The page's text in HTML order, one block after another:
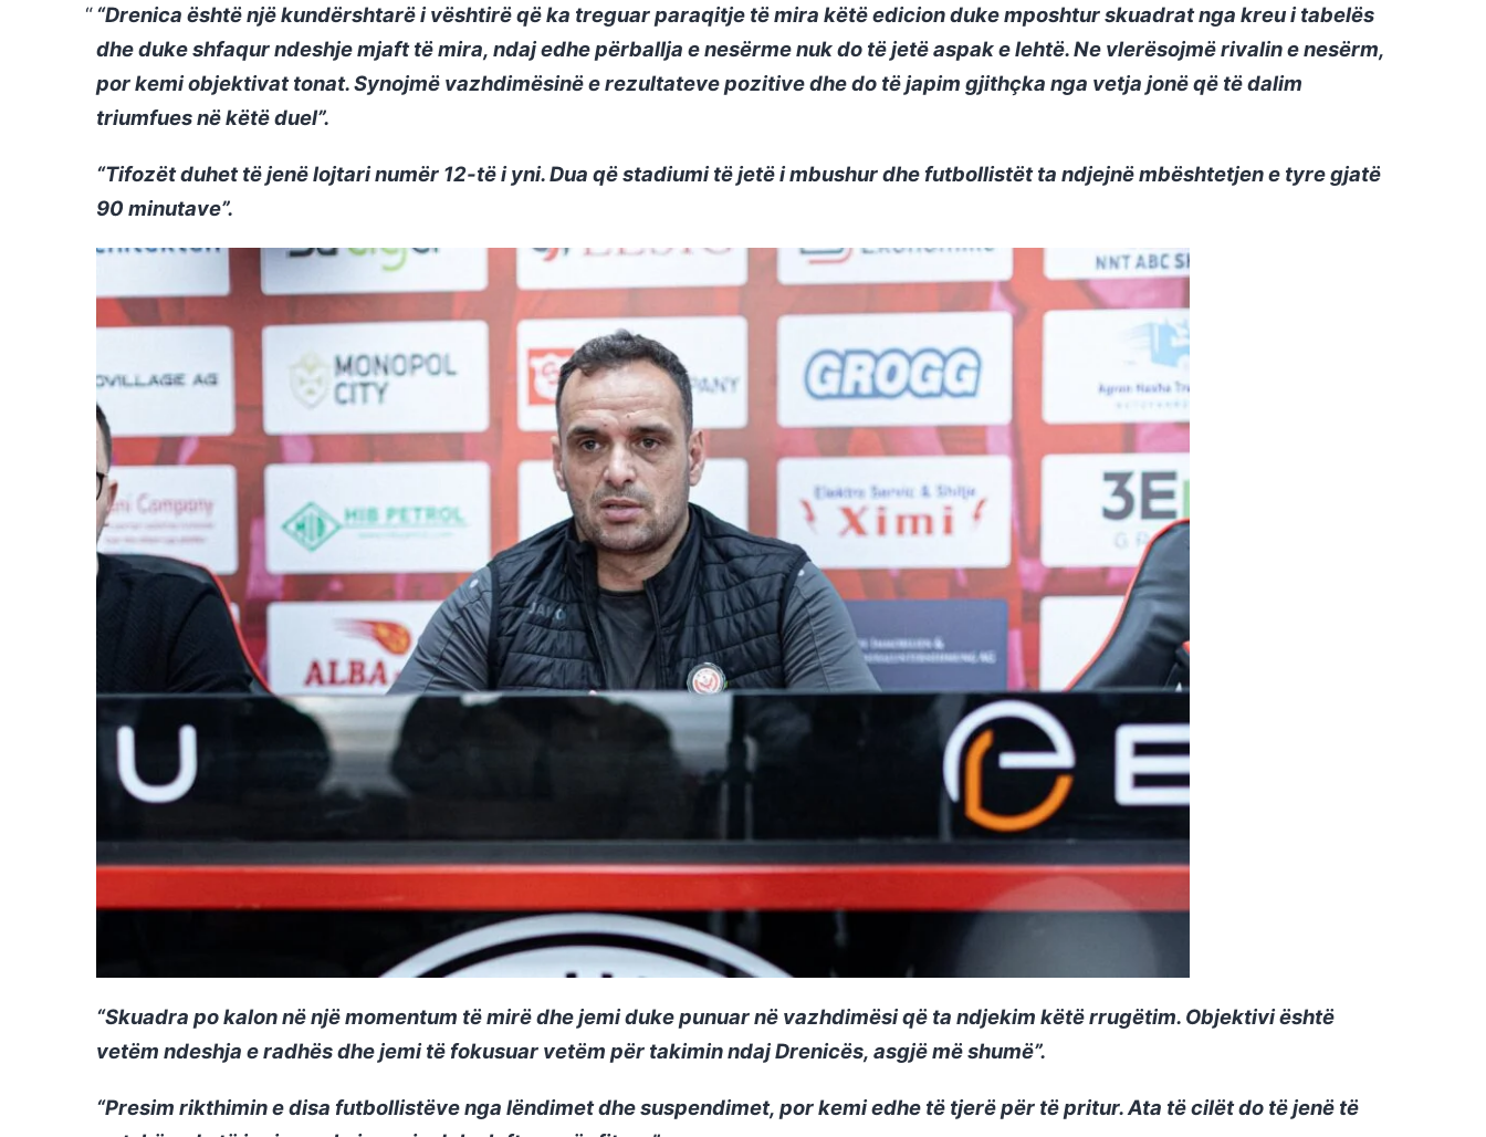
“Drenica është një kundërshtarë i vështirë që ka treguar paraqitje të mira këtë edicion duke mposhtur skuadrat nga kreu i tabelës
dhe duke shfaqur ndeshje mjaft të mira, ndaj edhe përballja e nesërme nuk do të jetë aspak e lehtë. Ne vlerësojmë rivalin e nesërm,
por kemi objektivat tonat. Synojmë vazhdimësinë e rezultateve pozitive dhe do të japim gjithçka nga vetja jonë që të dalim
triumfues në këtë duel”.
“Tifozët duhet të jenë lojtari numër 12-të i yni. Dua që stadiumi të jetë i mbushur dhe futbollistët ta ndjejnë mbështetjen e tyre gjatë
90 minutave”.
“Skuadra po kalon në një momentum të mirë dhe jemi duke punuar në vazhdimësi që ta ndjekim këtë rrugëtim. Objektivi është
vetëm ndeshja e radhës dhe jemi të fokusuar vetëm për takimin ndaj Drenicës, asgjë më shumë”.
“Presim rikthimin e disa futbollistëve nga lëndimet dhe suspendimet, por kemi edhe të tjerë për të pritur. Ata të cilët do të jenë të